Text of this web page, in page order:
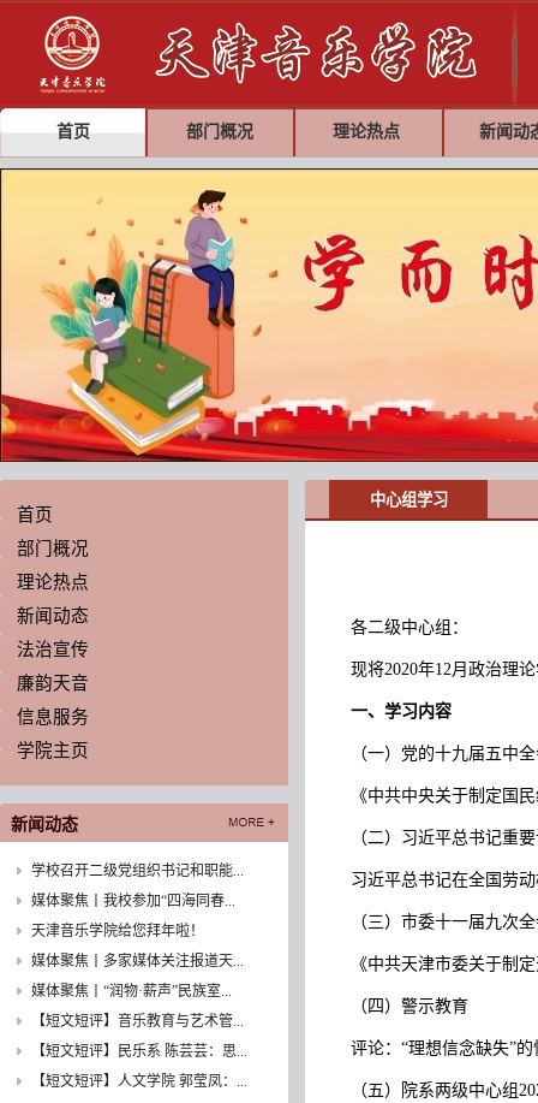
首页 部门概况 理论热点 新闻动
首页
部门概况
理论热点
新闻动态
法治宣传
廉韵天音
信息服务
学院主页
新闻动态
学校召开二级党组织书记和职能...
媒体聚焦丨我校参加“四海同春...
天津音乐学院给您拜年啦！
媒体聚焦丨多家媒体关注报道天...
媒体聚焦丨“润物·薪声”民族室...
【短文短评】音乐教育与艺术管...
【短文短评】民乐系 陈芸芸：思...
【短文短评】人文学院 郭莹凤：...
中心组学习
各二级中心组：
现将2020年12月政治理
一、学习内容
（一）党的十九届五中
《中共中央关于制定国
（二）习近平总书记重
习近平总书记在全国劳
（三）市委十一届九次
《中共天津市委关于制
（四）警示教育
评论：“理想信念缺失”
（五）院系两级中心组